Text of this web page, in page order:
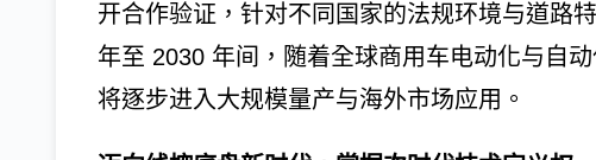
开合作验证，针对不同国家的法规环境与道路
年至 2030 年间，随着全球商用车电动化与自
将逐步进入大规模量产与海外市场应用。